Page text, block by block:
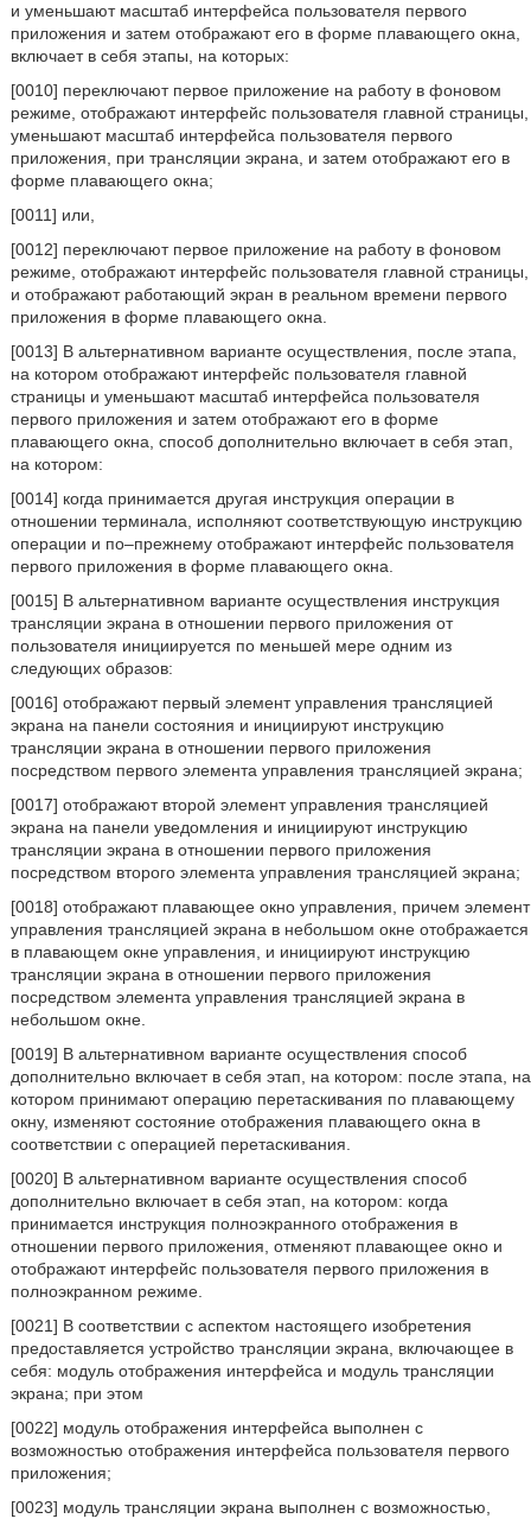
и уменьшают масштаб интерфейса пользователя первого
приложения и затем отображают его в форме плавающего окна,
включает в себя этапы, на которых:
[0010] переключают первое приложение на работу в фоновом
режиме, отображают интерфейс пользователя главной страницы,
уменьшают масштаб интерфейса пользователя первого
приложения, при трансляции экрана, и затем отображают его в
форме плавающего окна;
[0011] или,
[0012] переключают первое приложение на работу в фоновом
режиме, отображают интерфейс пользователя главной страницы,
и отображают работающий экран в реальном времени первого
приложения в форме плавающего окна.
[0013] В альтернативном варианте осуществления, после этапа,
на котором отображают интерфейс пользователя главной
страницы и уменьшают масштаб интерфейса пользователя
первого приложения и затем отображают его в форме
плавающего окна, способ дополнительно включает в себя этап,
на котором:
[0014] когда принимается другая инструкция операции в
отношении терминала, исполняют соответствующую инструкцию
операции и по–прежнему отображают интерфейс пользователя
первого приложения в форме плавающего окна.
[0015] В альтернативном варианте осуществления инструкция
трансляции экрана в отношении первого приложения от
пользователя инициируется по меньшей мере одним из
следующих образов:
[0016] отображают первый элемент управления трансляцией
экрана на панели состояния и инициируют инструкцию
трансляции экрана в отношении первого приложения
посредством первого элемента управления трансляцией экрана;
[0017] отображают второй элемент управления трансляцией
экрана на панели уведомления и инициируют инструкцию
трансляции экрана в отношении первого приложения
посредством второго элемента управления трансляцией экрана;
[0018] отображают плавающее окно управления, причем элемент
управления трансляцией экрана в небольшом окне отображается
в плавающем окне управления, и инициируют инструкцию
трансляции экрана в отношении первого приложения
посредством элемента управления трансляцией экрана в
небольшом окне.
[0019] В альтернативном варианте осуществления способ
дополнительно включает в себя этап, на котором: после этапа, на
котором принимают операцию перетаскивания по плавающему
окну, изменяют состояние отображения плавающего окна в
соответствии с операцией перетаскивания.
[0020] В альтернативном варианте осуществления способ
дополнительно включает в себя этап, на котором: когда
принимается инструкция полноэкранного отображения в
отношении первого приложения, отменяют плавающее окно и
отображают интерфейс пользователя первого приложения в
полноэкранном режиме.
[0021] В соответствии с аспектом настоящего изобретения
предоставляется устройство трансляции экрана, включающее в
себя: модуль отображения интерфейса и модуль трансляции
экрана; при этом
[0022] модуль отображения интерфейса выполнен с
возможностью отображения интерфейса пользователя первого
приложения;
[0023] модуль трансляции экрана выполнен с возможностью,